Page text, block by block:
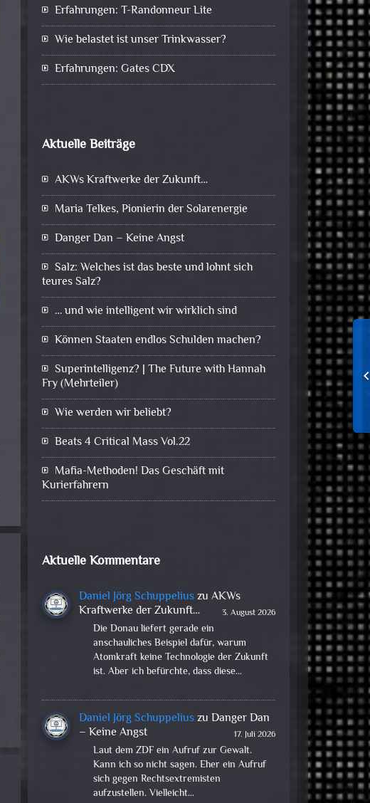
Erfahrungen: T-Randonneur Lite
Wie belastet ist unser Trinkwasser?
Erfahrungen: Gates CDX
Aktuelle Beiträge
AKWs Kraftwerke der Zukunft…
Maria Telkes, Pionierin der Solarenergie
Danger Dan – Keine Angst
Salz: Welches ist das beste und lohnt sich
teures Salz?
… und wie intelligent wir wirklich sind
Können Staaten endlos Schulden machen?
Superintelligenz? | The Future with Hannah
Fry (Mehrteiler)
Wie werden wir beliebt?
Beats 4 Critical Mass Vol.22
Mafia-Methoden! Das Geschäft mit
Kurierfahrern
Aktuelle Kommentare
Daniel Jörg SchuppeliuszuAKWs
Kraftwerke der Zukunft…
3. August 2026
Die Donau liefert gerade ein
anschauliches Beispiel dafür, warum
Atomkraft keine Technologie der Zukunft
ist. Aber ich befürchte, dass diese…
Daniel Jörg SchuppeliuszuDanger Dan
– Keine Angst
17. Juli 2026
Laut dem ZDF ein Aufruf zur Gewalt.
Kann ich so nicht sagen. Eher ein Aufruf
sich gegen Rechtsextremisten
aufzustellen. Vielleicht…